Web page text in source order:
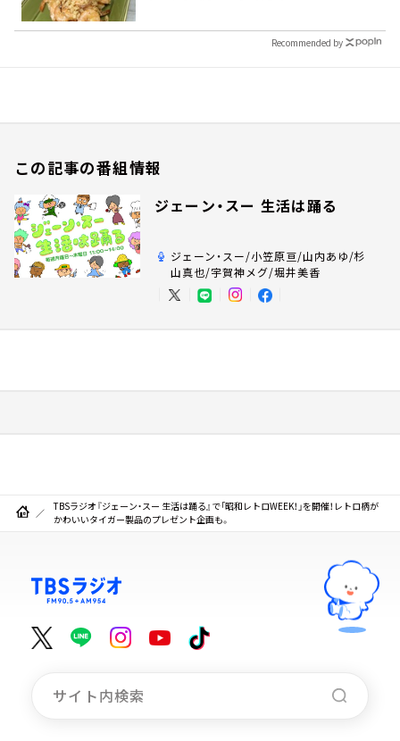
Recommended by
この記事の番組情報
ジェーン・スー 生活は踊る
ジェーン・スー/小笠原亘/山内あゆ/杉
山真也/宇賀神メグ/堀井美香
TBSラジオ『ジェーン・スー 生活は踊る』で「昭和レトロWEEK！」を開催！レトロ柄が
かわいいタイガー製品のプレゼント企画も。